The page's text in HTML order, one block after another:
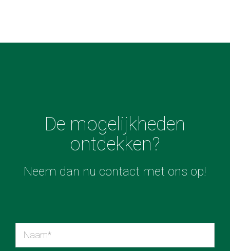
De mogelijkheden
ontdekken?
Neem dan nu contact met ons op!